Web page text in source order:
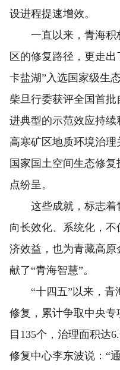
设进程提速增效。
一直以来，青海积
区的修复路径，更走
卡盐湖”入选国家级生
柴旦行委获评全国首
进典型的示范效应持续
高寒矿区地质环境治
国家国土空间生态修
点纷呈。
这些成就，标志着
向长效化、系统化，
济效益，也为青藏高
献了“青海智慧”。
“十四五”以来，青
修复，累计争取中央专
目135个，治理面积达
修复中心李东波说：“